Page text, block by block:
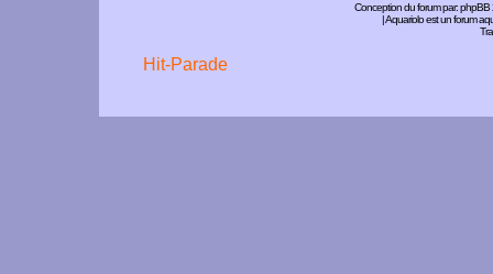
Conception du forum par:phpBB
| Aquariolo est un forum